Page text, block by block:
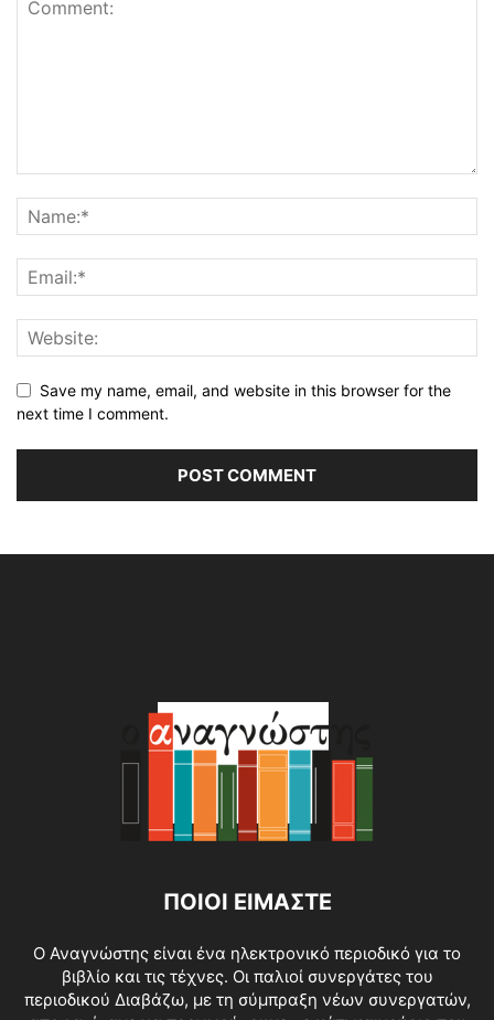
Save my name, email, and website in this browser for the
next time I comment.
ΠΟΙΟΙ ΕΙΜΑΣΤΕ
O Αναγνώστης είναι ένα ηλεκτρονικό περιοδικό για το
βιβλίο και τις τέχνες. Οι παλιοί συνεργάτες του
περιοδικού Διαβάζω, με τη σύμπραξη νέων συνεργατών,